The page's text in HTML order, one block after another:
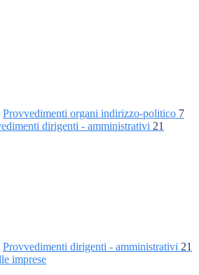
Provvedimenti organi indirizzo-politico 7
dirigenti - amministrativi 21
Provvedimenti dirigenti - amministrativi 21
imprese